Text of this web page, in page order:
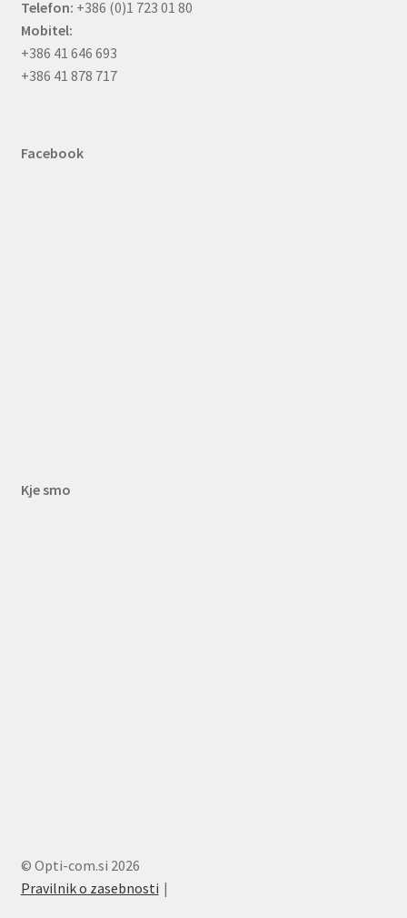
Telefon: +386 (0)1 723 01 80
Mobitel:
+386 41 646 693
+386 41 878 717
Facebook
Kje smo
© Opti-com.si 2026
Pravilnik o zasebnosti